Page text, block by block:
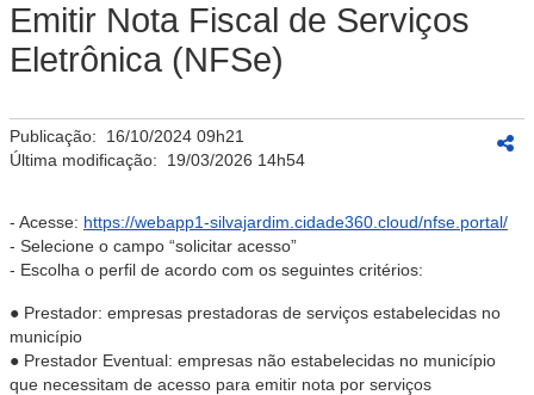
Emitir Nota Fiscal de Serviços
Eletrônica (NFSe)
Publicação: 16/10/2024 09h21
Última modificação: 19/03/2026 14h54
- Acesse: https://webapp1-silvajardim.cidade360.cloud/nfse.portal/
- Selecione o campo “solicitar acesso”
- Escolha o perfil de acordo com os seguintes critérios:
● Prestador: empresas prestadoras de serviços estabelecidas no
município
● Prestador Eventual: empresas não estabelecidas no município
que necessitam de acesso para emitir nota por serviços